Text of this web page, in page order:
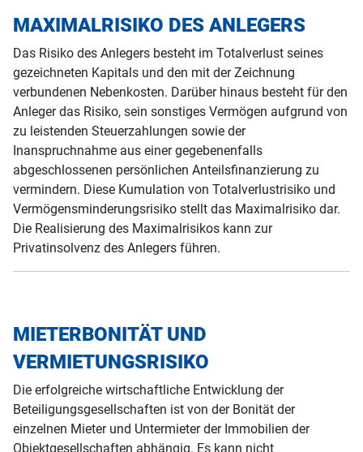
MAXIMALRISIKO DES ANLEGERS
Das Risiko des Anlegers besteht im Totalverlust seines
gezeichneten Kapitals und den mit der Zeichnung
verbundenen Nebenkosten. Darüber hinaus besteht für den
Anleger das Risiko, sein sonstiges Vermögen aufgrund von
zu leistenden Steuerzahlungen sowie der
Inanspruchnahme aus einer gegebenenfalls
abgeschlossenen persönlichen Anteilsfinanzierung zu
vermindern. Diese Kumulation von Totalverlustrisiko und
Vermögensminderungsrisiko stellt das Maximalrisiko dar.
Die Realisierung des Maximalrisikos kann zur
Privatinsolvenz des Anlegers führen.
MIETERBONITÄT UND
VERMIETUNGSRISIKO
Die erfolgreiche wirtschaftliche Entwicklung der
Beteiligungsgesellschaften ist von der Bonität der
einzelnen Mieter und Untermieter der Immobilien der
Objektgesellschaften abhängig. Es kann nicht